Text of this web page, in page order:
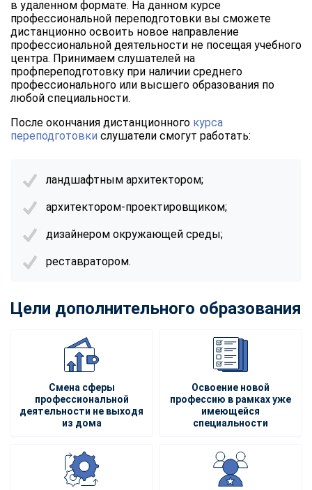
в удаленном формате. На данном курсе
профессиональной переподготовки вы сможете
дистанционно освоить новое направление
профессиональной деятельности не посещая учебного
центра. Принимаем слушателей на
профпереподготовку при наличии среднего
профессионального или высшего образования по
любой специальности.
После окончания дистанционного курса
переподготовки слушатели смогут работать:
ландшафтным архитектором;
архитектором-проектировщиком;
дизайнером окружающей среды;
реставратором.
Цели дополнительного образования
Смена сферы
профессиональной
деятельности не выходя
из дома
Освоение новой
профессию в рамках уже
имеющейся
специальности